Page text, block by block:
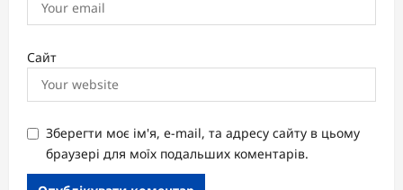
Сайт
Зберегти моє ім'я, e-mail, та адресу сайту в цьому
браузері для моїх подальших коментарів.